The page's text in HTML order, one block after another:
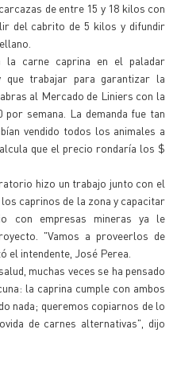
de entre 15 y 18 kilos con
del cabrito de 5 kilos y difundir
carne caprina en el paladar
que trabajar para garantizar la
al Mercado de Liniers con la
por semana. La demanda fue tan
vendido todos los animales a
que el precio rondaría los $
hizo un trabajo junto con el
caprinos de la zona y capacitar
con empresas mineras ya le
"Vamos a proveerlos de
el intendente, José Perea.
muchas veces se ha pensado
la caprina cumple con ambos
nada; queremos copiarnos de lo
de carnes alternativas", dijo